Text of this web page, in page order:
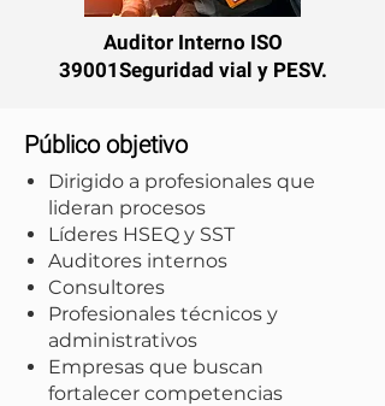
Auditor Interno ISO
39001Seguridad vial y PESV.
Público objetivo
Dirigido a profesionales que
lideran procesos
Líderes HSEQ y SST
Auditores internos
Consultores
Profesionales técnicos y
administrativos
Empresas que buscan
fortalecer competencias